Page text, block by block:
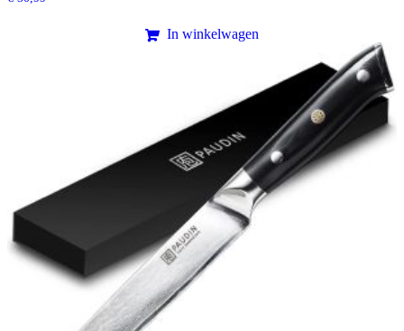
In winkelwagen